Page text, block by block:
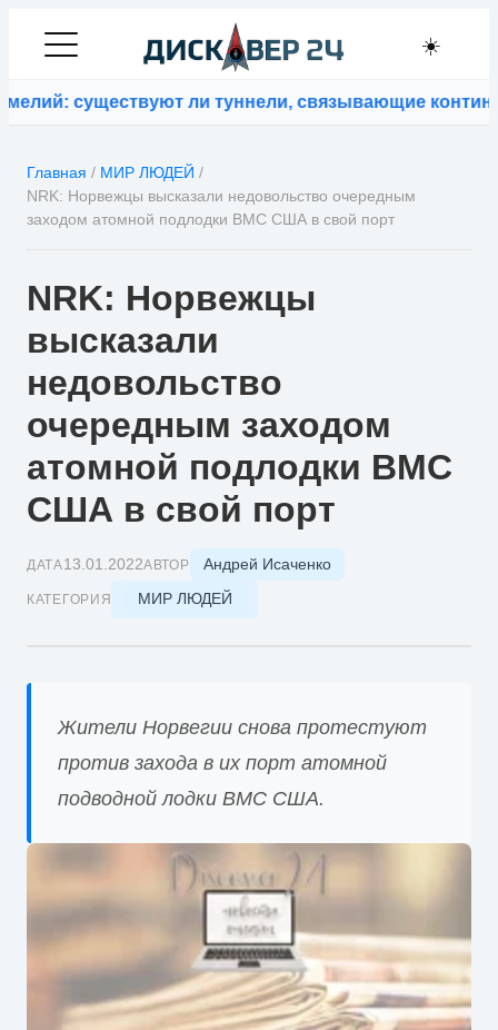
☀️
существуют ли туннели, связывающие
Главная / МИР ЛЮДЕЙ /
NRK: Норвежцы высказали недовольство очередным
заходом атомной подлодки ВМС США в свой порт
NRK: Норвежцы
высказали
недовольство
очередным заходом
атомной подлодки ВМС
США в свой порт
ДАТА13.01.2022АВТОР Андрей Исаченко
КАТЕГОРИЯ МИР ЛЮДЕЙ
Жители Норвегии снова протестуют
против захода в их порт атомной
подводной лодки ВМС США.